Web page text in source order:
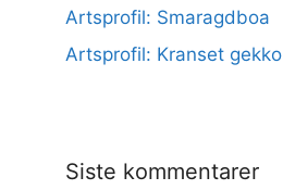
Artsprofil: Smaragdboa
Artsprofil: Kranset gekko
Siste kommentarer